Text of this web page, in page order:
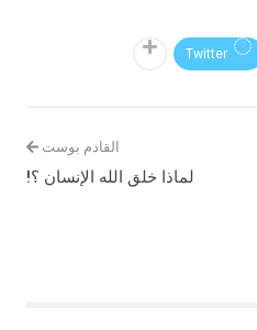
Twitter
القادم بوست
لماذا خلق الله الإنسان ؟!